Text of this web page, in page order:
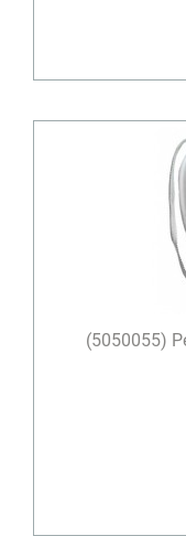
(5050055)